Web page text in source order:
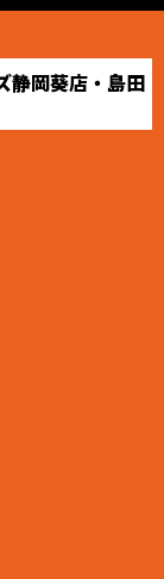
静岡葵店・島田